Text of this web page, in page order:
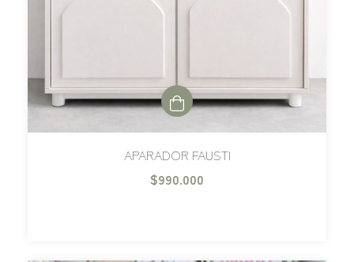
APARADOR FAUSTI
$990.000